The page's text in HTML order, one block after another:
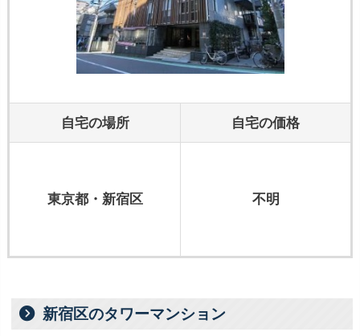
自宅の場所 自宅の価格
東京都・新宿区 不明
新宿区のタワーマンション